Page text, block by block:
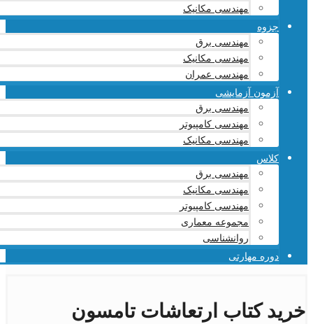
مهندسی مکانیک
جزوه
مهندسی برق
مهندسی مکانیک
مهندسی عمران
آزمون آزمایشی
مهندسی برق
مهندسی کامپیوتر
مهندسی مکانیک
کلاس
مهندسی برق
مهندسی مکانیک
مهندسی کامپیوتر
مجموعه معماری
روانشناسی
دوره مهارتی
خرید کتاب ارتعاشات تامسون